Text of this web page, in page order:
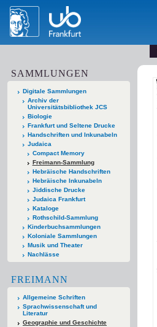
SAMMLUNGEN
Digitale Sammlungen
Archiv der
Universitätsbibliothek JCS
Biologie
Frankfurt und Seltene Drucke
Handschriften und Inkunabeln
Judaica
Compact Memory
Freimann-Sammlung
Hebräische Handschriften
Hebräische Inkunabeln
Jiddische Drucke
Judaica Frankfurt
Kataloge
Rothschild-Sammlung
Kinderbuchsammlungen
Koloniale Sammlungen
Musik und Theater
Nachlässe
FREIMANN
Allgemeine Schriften
Sprachwissenschaft und
Literatur
Geographie und Geschichte